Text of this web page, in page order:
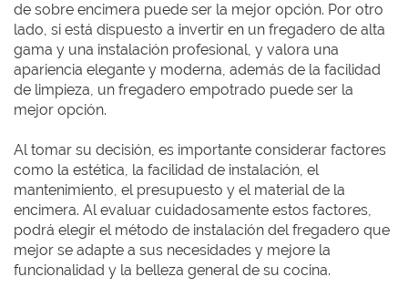
de sobre encimera puede ser la mejor opción. Por otro
lado, si está dispuesto a invertir en un fregadero de alta
gama y una instalación profesional, y valora una
apariencia elegante y moderna, además de la facilidad
de limpieza, un fregadero empotrado puede ser la
mejor opción.
Al tomar su decisión, es importante considerar factores
como la estética, la facilidad de instalación, el
mantenimiento, el presupuesto y el material de la
encimera. Al evaluar cuidadosamente estos factores,
podrá elegir el método de instalación del fregadero que
mejor se adapte a sus necesidades y mejore la
funcionalidad y la belleza general de su cocina.